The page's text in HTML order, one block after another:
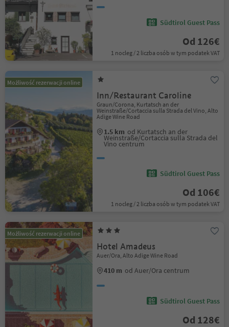
Südtirol Guest Pass
Od 126€
1 nocleg / 2 liczba osób w tym podatek VAT
Możliwość rezerwacji online
Inn/Restaurant Caroline
Graun/Corona, Kurtatsch an der
Weinstraße/Cortaccia sulla Strada del Vino, Alto
Adige Wine Road
1.5 km od Kurtatsch an der
Weinstraße/Cortaccia sulla Strada del
Vino centrum
Südtirol Guest Pass
Od 106€
1 nocleg / 2 liczba osób w tym podatek VAT
Możliwość rezerwacji online
Hotel Amadeus
Auer/Ora, Alto Adige Wine Road
410 m od Auer/Ora centrum
Südtirol Guest Pass
Od 128€